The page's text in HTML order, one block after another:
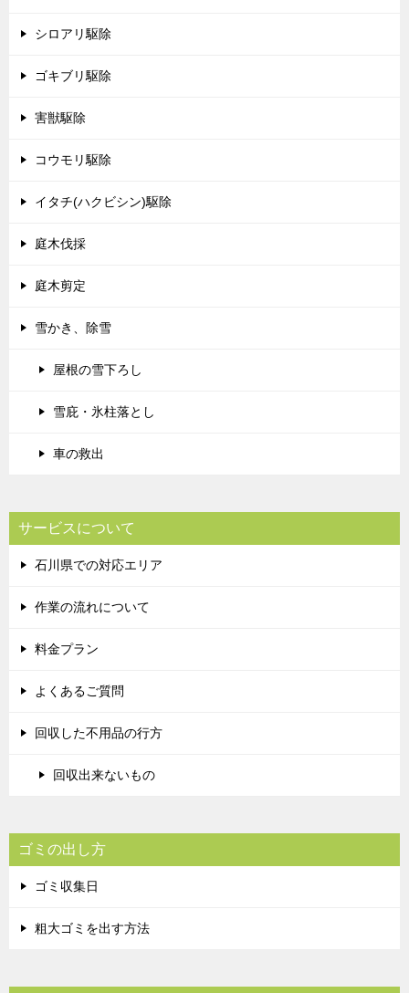
シロアリ駆除
ゴキブリ駆除
害獣駆除
コウモリ駆除
イタチ(ハクビシン)駆除
庭木伐採
庭木剪定
雪かき、除雪
屋根の雪下ろし
雪庇・氷柱落とし
車の救出
サービスについて
石川県での対応エリア
作業の流れについて
料金プラン
よくあるご質問
回収した不用品の行方
回収出来ないもの
ゴミの出し方
ゴミ収集日
粗大ゴミを出す方法